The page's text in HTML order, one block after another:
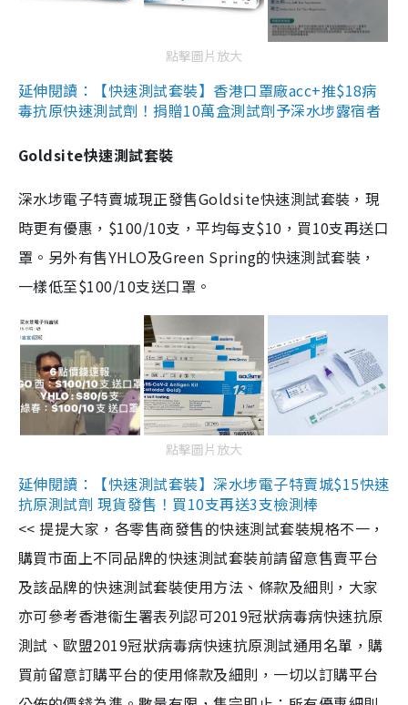
點擊圖片放大
延伸閱讀：【快速測試套裝】香港口罩廠acc+推$18病
毒抗原快速測試劑！捐贈10萬盒測試劑予深水埗露宿者
Goldsite快速測試套裝
深水埗電子特賣城現正發售Goldsite快速測試套裝，現
時更有優惠，$100/10支，平均每支$10，買10支再送口
罩。另外有售YHLO及Green Spring的快速測試套裝，
一樣低至$100/10支送口罩。
點擊圖片放大
延伸閱讀：【快速測試套裝】深水埗電子特賣城$15快速
抗原測試劑 現貨發售！買10支再送3支檢測棒
<< 提提大家，各零售商發售的快速測試套裝規格不一，
購買市面上不同品牌的快速測試套裝前請留意售賣平台
及該品牌的快速測試套裝使用方法、條款及細則，大家
亦可參考香港衞生署表列認可2019冠狀病毒病快速抗原
測試、歐盟2019冠狀病毒病快速抗原測試通用名單，購
買前留意訂購平台的使用條款及細則，一切以訂購平台